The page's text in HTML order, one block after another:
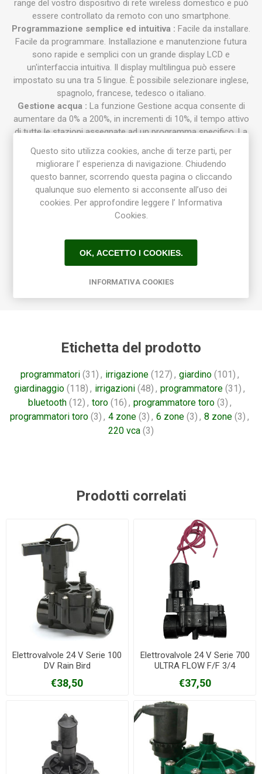
range del vostro dispositivo di rete wireless domestico e può
essere controllato da remoto con uno smartphone.
Programmazione semplice ed intuitiva : Facile da installare.
Facile da programmare. Installazione e manutenzione futura
sono rapide e semplici con un grande display LCD e
un'interfaccia intuitiva. Il display multilingua può essere
impostato su una tra 5 lingue. È possibile selezionare inglese,
spagnolo, francese, tedesco o italiano.
Gestione acqua : La funzione Gestione acqua consente di
aumentare da 0% a 200%, in incrementi di 10%, il tempo attivo
di tutte le stazioni assegnate ad un programma specifico. La
programmatore, tutti gli orari delle stazioni vengono
mantenuti nella memoria programmabile del programmatore
e riportati al valore impostato una volta che il valore di
Gestione acqua viene ripristinato al 100%.
Programmi interni :2 programmi indipendenti e 3 orari di
avvio funzionanti contemporaneamente con protezione da
Nessuna batteria : Con l'opzione "Super Cap", il super
condensatore fornisce retroalimentazione per mantenere
oltre 24 ore, senza la necessità di batterie.
Etichetta del prodotto
programmatori (31) , irrigazione (127) , giardino (101) ,
giardinaggio (118) , irrigazioni (48) , programmatore (31) ,
bluetooth (12) , toro (16) , programmatore toro (3) ,
programmatori toro (3) , 4 zone (3) , 6 zone (3) , 8 zone (3) ,
220 vca (3)
Prodotti correlati
Elettrovalvole 24 V Serie 100
DV Rain Bird
€38,50
Elettrovalvole 24 V Serie 700
ULTRA FLOW F/F 3/4
€37,50
Questo sito utilizza cookies, anche di terze parti, per
migliorare l’ esperienza di navigazione. Chiudendo
questo banner, scorrendo questa pagina o cliccando
qualunque suo elemento si acconsente all’uso dei
cookies. Per approfondire leggere l’ Informativa
Cookies.
OK, ACCETTO I COOKIES.
INFORMATIVA COOKIES